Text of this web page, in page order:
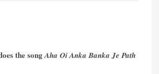
the songAha Oi Anka Banka Je Path